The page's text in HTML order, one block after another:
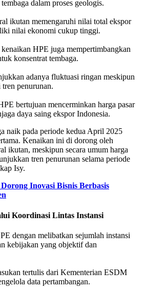
dalam proses geologis.
ikutan memengaruhi nilai total ekspor
nilai ekonomi cukup tinggi.
HPE juga mempertimbangkan
konsentrat tembaga.
adanya fluktuasi ringan meskipun
tren penurunan.
bertujuan mencerminkan harga pasar
daya saing ekspor Indonesia.
naik pada periode kedua April 2025
Kenaikan ini di dorong oleh
ikutan, meskipun secara umum harga
tren penurunan selama periode
Isy.
Inovasi Bisnis Berbasis
Koordinasi Lintas Instansi
dengan melibatkan sejumlah instansi
kebijakan yang objektif dan
tertulis dari Kementerian ESDM
data pertambangan.